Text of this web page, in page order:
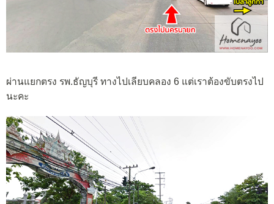
ผ่านแยกตรง รพ.ธัญบุรี ทางไปเลียบคลอง 6 แต่เราต้องขับตรงไป
นะคะ